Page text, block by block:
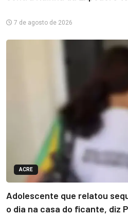
7 de agosto de 2026
ACRE
Adolescente que relatou
o dia na casa do ficante, diz